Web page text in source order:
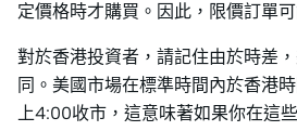
定價格時才購買。因此，限價訂單
對於香港投資者，請記住由於時差
同。美國市場在標準時間內於香港
上4:00收市，這意味著如果你在這